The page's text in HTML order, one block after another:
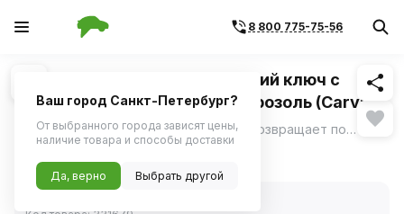
8 800 775-75-56
1/2 Похожие
Смазка универсальная Жидкий ключ с
дисульфидом молибдена аэрозоль (Carville
Racing) 400мл
Эффективно растворяет ржавчину и возвращает подвижность механизмам. ещё
Ваш город Санкт-Петербург?
От выбранного города зависят цены,
наличие товара и способы доставки
Да, верно Выбрать другой